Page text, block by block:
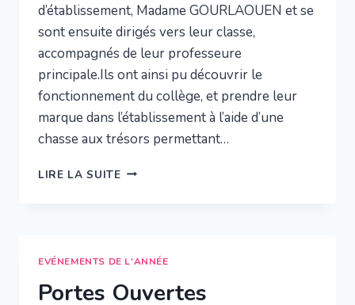
d’établissement, Madame GOURLAOUEN et se
sont ensuite dirigés vers leur classe,
accompagnés de leur professeure
principale.Ils ont ainsi pu découvrir le
fonctionnement du collège, et prendre leur
marque dans l’établissement à l’aide d’une
chasse aux trésors permettant…
LIRE LA SUITERENTRÉE
EVÉNEMENTS DE L'ANNÉE
Portes Ouvertes